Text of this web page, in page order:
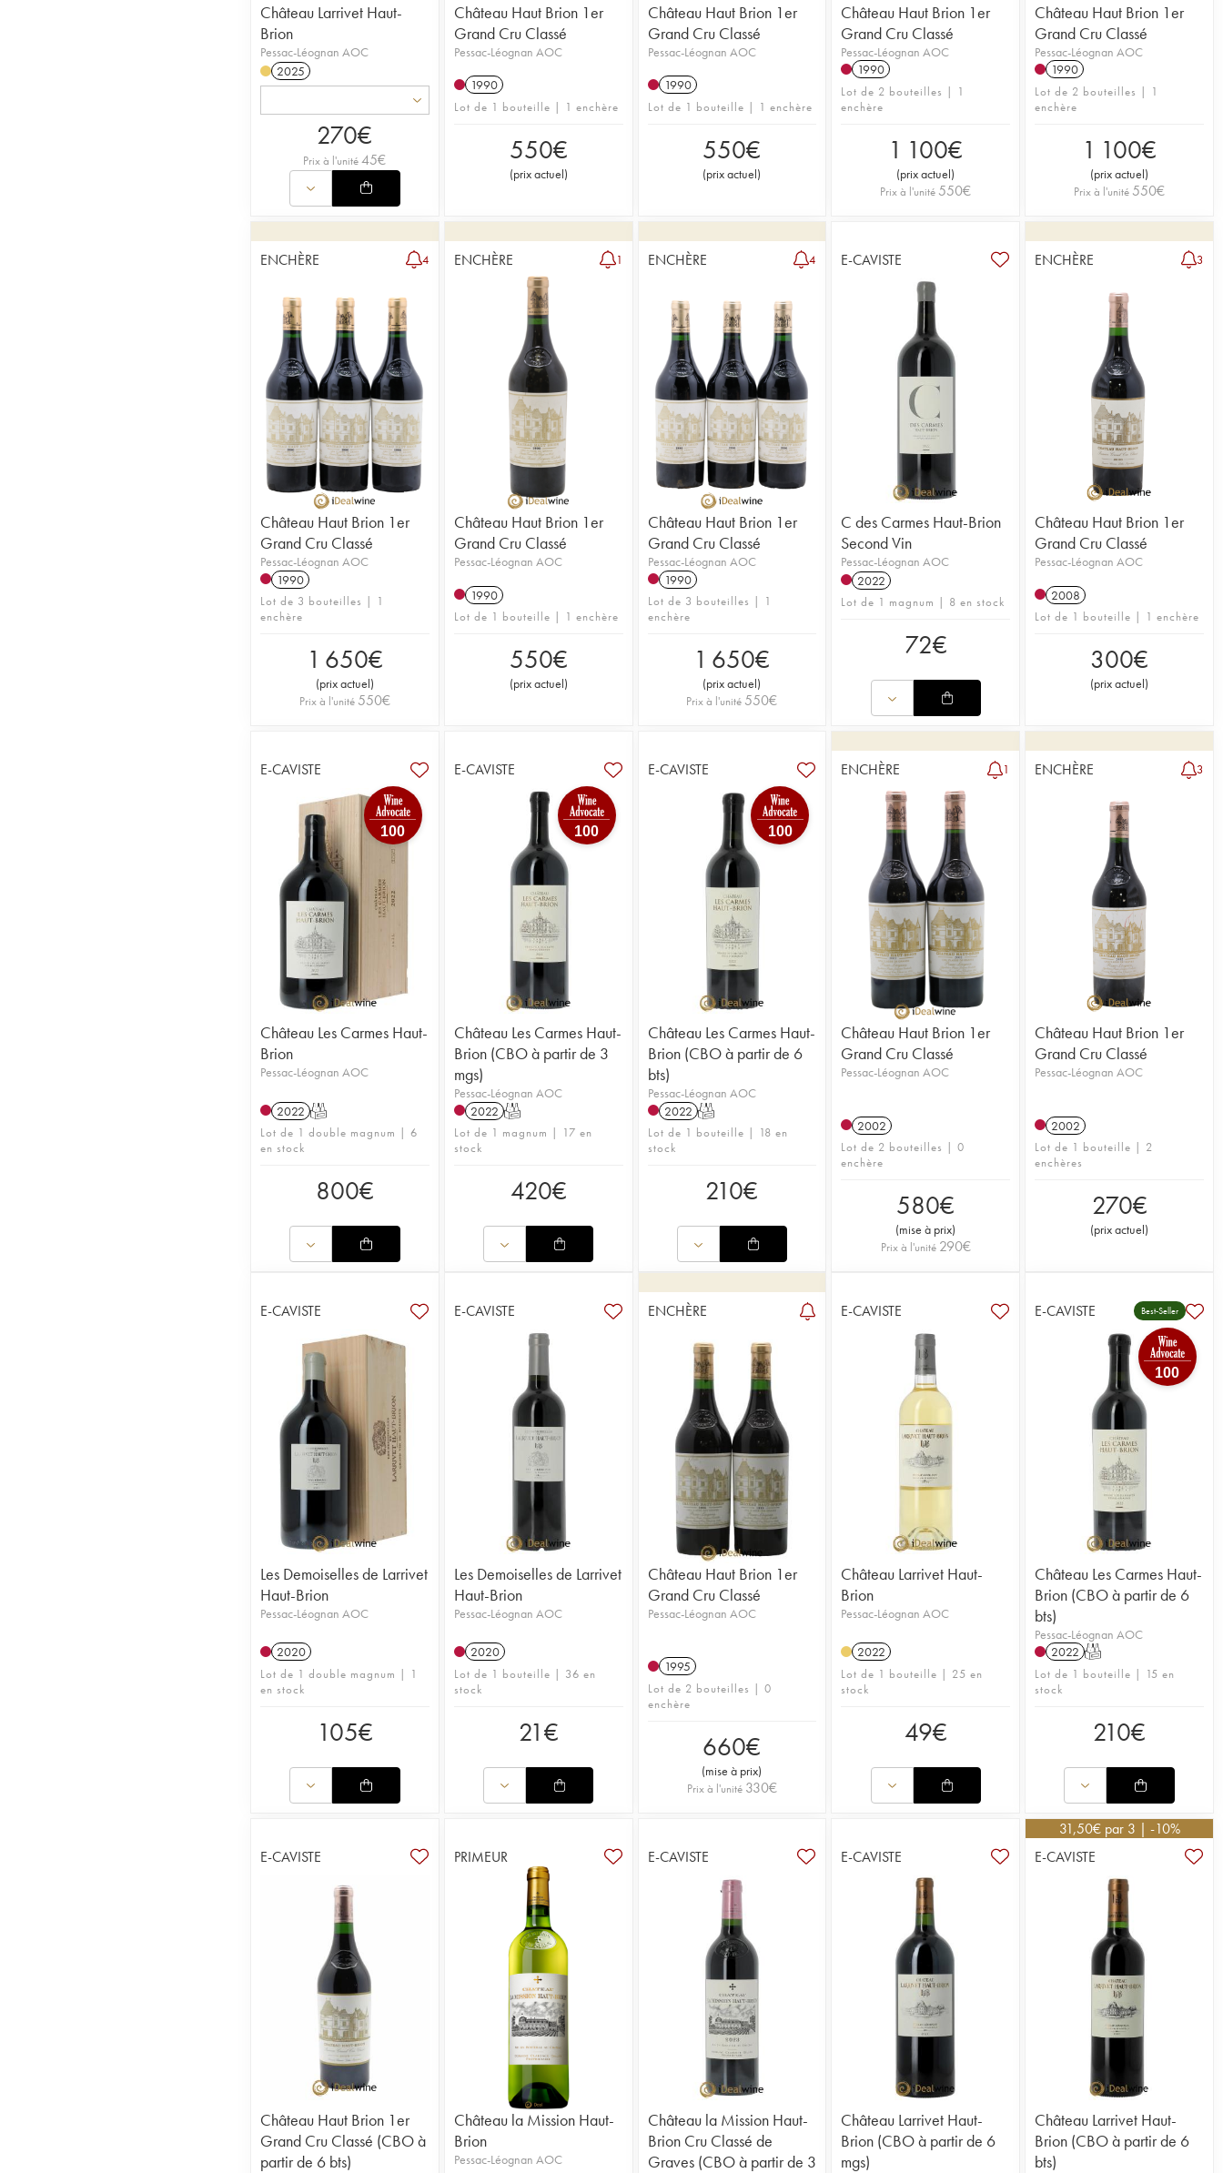
Château Larrivet Haut-
Brion
Pessac-Léognan AOC
2025
270€
Prix à l'unité45€
Château Haut Brion 1er
Grand Cru Classé
Pessac-Léognan AOC
1990
Lot de 1 bouteille | 1 enchère
550€
(prix actuel)
Château Haut Brion 1er
Grand Cru Classé
Pessac-Léognan AOC
1990
Lot de 1 bouteille | 1 enchère
550€
(prix actuel)
Château Haut Brion 1er
Grand Cru Classé
Pessac-Léognan AOC
1990
Lot de 2 bouteilles | 1
enchère
1 100€
(prix actuel)
Prix à l'unité 550€
Château Haut Brion 1er
Grand Cru Classé
Pessac-Léognan AOC
1990
Lot de 2 bouteilles | 1
enchère
1 100€
(prix actuel)
Prix à l'unité 550€
ENCHÈRE 4
Château Haut Brion 1er
Grand Cru Classé
Pessac-Léognan AOC
1990
Lot de 3 bouteilles | 1
enchère
1 650€
(prix actuel)
Prix à l'unité 550€
ENCHÈRE 1
Château Haut Brion 1er
Grand Cru Classé
Pessac-Léognan AOC
1990
Lot de 1 bouteille | 1 enchère
550€
(prix actuel)
ENCHÈRE 4
Château Haut Brion 1er
Grand Cru Classé
Pessac-Léognan AOC
1990
Lot de 3 bouteilles | 1
enchère
1 650€
(prix actuel)
Prix à l'unité 550€
E-CAVISTE
C des Carmes Haut-Brion
Second Vin
Pessac-Léognan AOC
2022
Lot de 1 magnum | 8 en stock
72€
ENCHÈRE 3
Château Haut Brion 1er
Grand Cru Classé
Pessac-Léognan AOC
2008
Lot de 1 bouteille | 1 enchère
300€
(prix actuel)
E-CAVISTE
100
Château Les Carmes Haut-
Brion
Pessac-Léognan AOC
2022 T
Lot de 1 double magnum | 6
en stock
800€
E-CAVISTE
100
Château Les Carmes Haut-
Brion (CBO à partir de 3
mgs)
Pessac-Léognan AOC
2022 T
Lot de 1 magnum | 17 en
stock
420€
E-CAVISTE
100
Château Les Carmes Haut-
Brion (CBO à partir de 6
bts)
Pessac-Léognan AOC
2022 T
Lot de 1 bouteille | 18 en
stock
210€
ENCHÈRE 1
Château Haut Brion 1er
Grand Cru Classé
Pessac-Léognan AOC
2002
Lot de 2 bouteilles | 0
enchère
580€
(mise à prix)
Prix à l'unité 290€
ENCHÈRE 3
Château Haut Brion 1er
Grand Cru Classé
Pessac-Léognan AOC
2002
Lot de 1 bouteille | 2
enchères
270€
(prix actuel)
E-CAVISTE
Les Demoiselles de Larrivet
Haut-Brion
Pessac-Léognan AOC
2020
Lot de 1 double magnum | 1
en stock
105€
E-CAVISTE
Les Demoiselles de Larrivet
Haut-Brion
Pessac-Léognan AOC
2020
Lot de 1 bouteille | 36 en
stock
21€
ENCHÈRE
Château Haut Brion 1er
Grand Cru Classé
Pessac-Léognan AOC
1995
Lot de 2 bouteilles | 0
enchère
660€
(mise à prix)
Prix à l'unité 330€
E-CAVISTE
Château Larrivet Haut-
Brion
Pessac-Léognan AOC
2022
Lot de 1 bouteille | 25 en
stock
49€
E-CAVISTE Best-Seller
100
Château Les Carmes Haut-
Brion (CBO à partir de 6
bts)
Pessac-Léognan AOC
2022 T
Lot de 1 bouteille | 15 en
stock
210€
E-CAVISTE
Château Haut Brion 1er
Grand Cru Classé (CBO à
partir de 6 bts)
PRIMEUR
Château la Mission Haut-
Brion
Pessac-Léognan AOC
E-CAVISTE
Château la Mission Haut-
Brion Cru Classé de
Graves (CBO à partir de 3
E-CAVISTE
Château Larrivet Haut-
Brion (CBO à partir de 6
mgs)
31,50€ par 3 | -10%
E-CAVISTE
Château Larrivet Haut-
Brion (CBO à partir de 6
bts)